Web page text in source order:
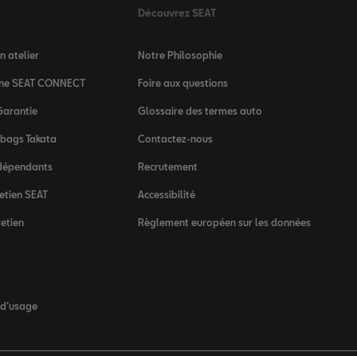
atelier
SEAT CONNECT
Takata
SEAT
Découvrez SEAT
Notre Philosophie
Foire aux questions
Glossaire des termes auto
Contactez-nous
Recrutement
Accessibilité
Règlement européen sur les données